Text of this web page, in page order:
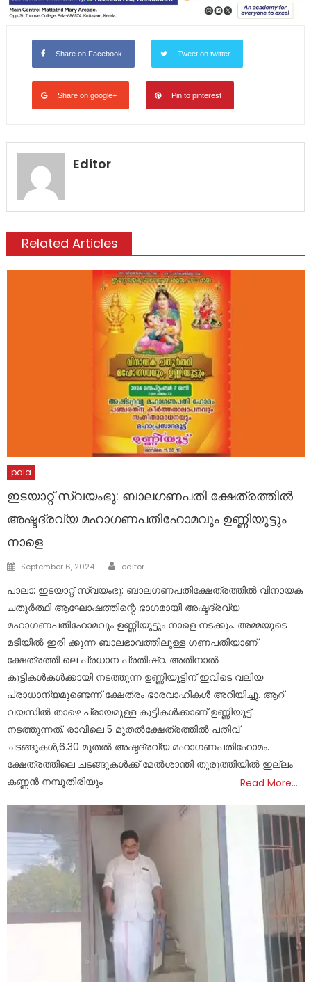
Share on Facebook Tweet on twitter
Share on google+ Pin to pinterest
Editor
Related Articles
pala
ഇടയാറ്റ് സ്വയംഭൂ: ബാലഗണപതി ക്ഷേത്രത്തിൽ
അഷ്ടദ്രവ്യ മഹാഗണപതിഹോമവും ഉണ്ണിയൂട്ടും
നാളെ
Posted
September 6, 2024 Author
editor
പാലാ: ഇടയാറ്റ് സ്വയംഭൂ: ബാലഗണപതിക്ഷേത്രത്തിൽ വിനായക
ചതുർത്ഥി ആഘോഷത്തിന്റെ ഭാഗമായി അഷ്ടദ്രവ്യ
മഹാഗണപതിഹോമവും ഉണ്ണിയൂട്ടും നാളെ നടക്കും. അമ്മയുടെ
മടിയിൽ ഇരി ക്കുന്ന ബാലഭാവത്തിലുള്ള ഗണപതിയാണ്
ക്ഷേത്രത്തി ലെ പ്രധാന പ്രതിഷ്‌ഠ. അതിനാൽ
കുട്ടികൾകൾക്കായി നടത്തുന്ന ഉണ്ണിയൂട്ടിന് ഇവിടെ വലിയ
പ്രാധാന്യമുണ്ടെന്ന് ക്ഷേത്രം ഭാരവാഹികൾ അറിയിച്ചു. ആറ്
വയസിൽ താഴെ പ്രായമുള്ള കുട്ടികൾക്കാണ് ഉണ്ണിയൂട്ട്
നടത്തുന്നത്. രാവിലെ 5 മുതൽക്ഷേത്രത്തിൽ പതിവ്
ചടങ്ങുകൾ,6.30 മുതൽ അഷ്ടദ്രവ്യ മഹാഗണപതിഹോമം.
ക്ഷേത്രത്തിലെ ചടങ്ങുകൾക്ക് മേൽശാന്തി തുരുത്തിയിൽ ഇല്ലം
കണ്ണൻ നമ്പൂതിരിയും
Read More…